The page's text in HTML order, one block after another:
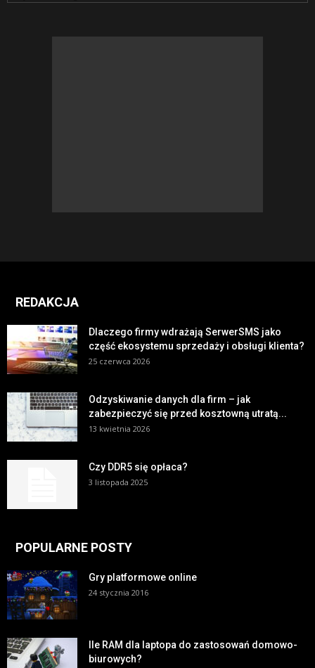
REDAKCJA
Dlaczego firmy wdrażają SerwerSMS jako
część ekosystemu sprzedaży i obsługi klienta?
25 czerwca 2026
Odzyskiwanie danych dla firm – jak
zabezpieczyć się przed kosztowną utratą...
13 kwietnia 2026
Czy DDR5 się opłaca?
3 listopada 2025
POPULARNE POSTY
Gry platformowe online
24 stycznia 2016
Ile RAM dla laptopa do zastosowań domowo-
biurowych?